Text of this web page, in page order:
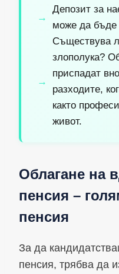
Депозит за
може да бъде
Съществува
злополука?
приспадат
разходите,
както
живот.
Облагане на
пенсия –
пенсия
За да
пенсия, трябва да